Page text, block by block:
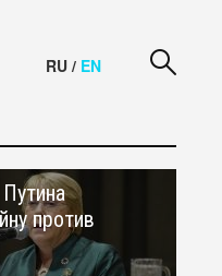
RU / EN
против